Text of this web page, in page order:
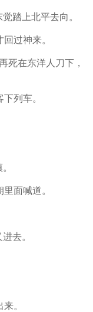
踏上北平去向。
过神来。
在东洋人刀下，
列车。
面喊道。
去。
。